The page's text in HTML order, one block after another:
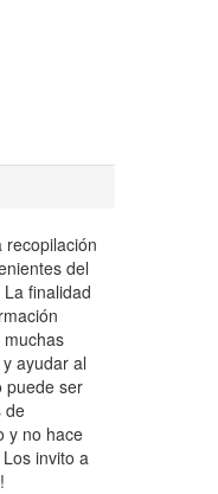
recopilación
del
finalidad
ayudar al
puede ser
de
y no hace
invito a